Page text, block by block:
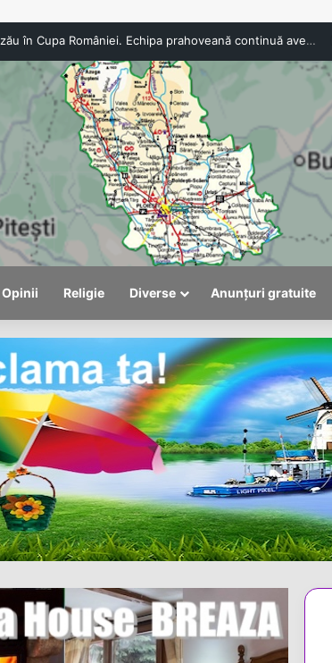
Turismul intern pierde teren în 2026. Numărul românilor cazați în unitățile turistice a scăzut cu 6,8% în primul semestru
Opinii Religie Diverse Anunțuri gratuite